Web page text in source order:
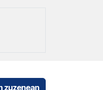
zuzenean